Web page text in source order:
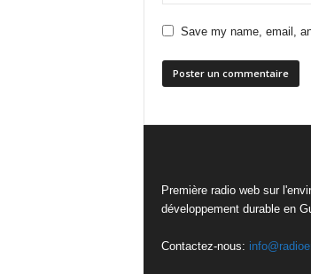
Save my name, email,
Première radio web sur
développement durable en
Contactez-nous: